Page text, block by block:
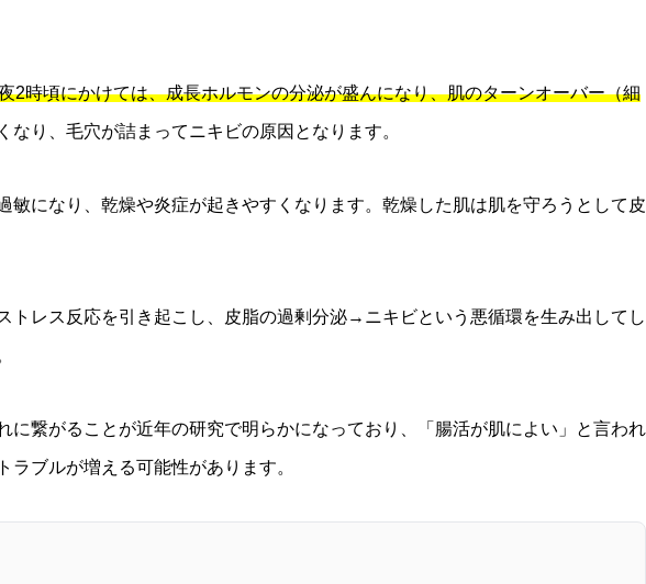
2時頃にかけては、成長ホルモンの分泌が盛んになり、肌のターンオーバー（細
り、毛穴が詰まってニキビの原因となります。
になり、乾燥や炎症が起きやすくなります。乾燥した肌は肌を守ろうとして皮
レス反応を引き起こし、皮脂の過剰分泌→ニキビという悪循環を生み出してし
繋がることが近年の研究で明らかになっており、「腸活が肌によい」と言われ
ブルが増える可能性があります。